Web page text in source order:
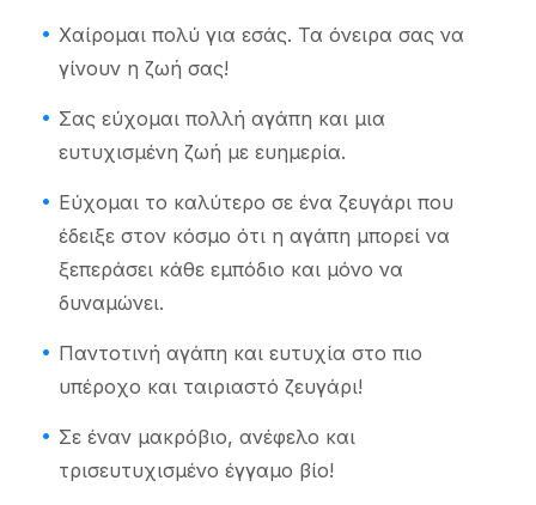
Χαίρομαι πολύ για εσάς. Τα όνειρα σας να
γίνουν η ζωή σας!
Σας εύχομαι πολλή αγάπη και μια
ευτυχισμένη ζωή με ευημερία.
Εύχομαι το καλύτερο σε ένα ζευγάρι που
έδειξε στον κόσμο ότι η αγάπη μπορεί να
ξεπεράσει κάθε εμπόδιο και μόνο να
δυναμώνει.
Παντοτινή αγάπη και ευτυχία στο πιο
υπέροχο και ταιριαστό ζευγάρι!
Σε έναν μακρόβιο, ανέφελο και
τρισευτυχισμένο έγγαμο βίο!